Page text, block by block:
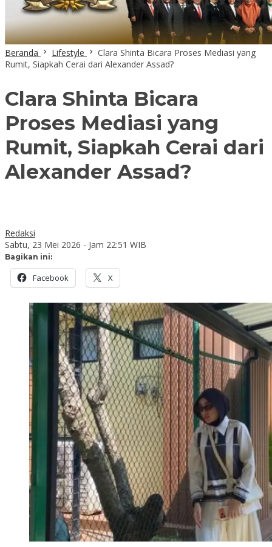
Beranda Lifestyle
Clara Shinta Bicara Proses Mediasi yang
Rumit, Siapkah Cerai dari Alexander Assad?
Clara Shinta Bicara
Proses Mediasi yang
Rumit, Siapkah Cerai dari
Alexander Assad?
Redaksi
Sabtu, 23 Mei 2026 - Jam 22:51 WIB
Bagikan ini:
Facebook X